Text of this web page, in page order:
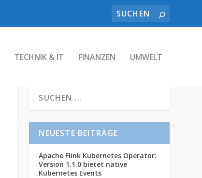
TECHNIK & IT FINANZEN UMWELT
NEUESTE BEITRÄGE
Apache Flink Kubernetes Operator:
Version 1.1.0 bietet native
Kubernetes Events